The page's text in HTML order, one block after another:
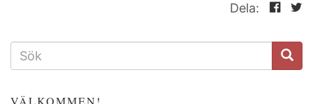
Dela:
SÖKFORMULÄR
VÄLKOMMEN!